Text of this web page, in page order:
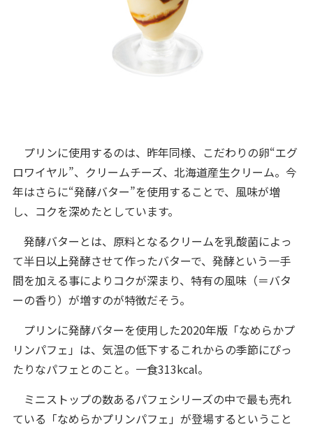
プリンに使用するのは、昨年同様、こだわりの卵“エグ
ロワイヤル”、クリームチーズ、北海道産生クリーム。今
年はさらに“発酵バター”を使用することで、風味が増
し、コクを深めたとしています。
発酵バターとは、原料となるクリームを乳酸菌によっ
て半日以上発酵させて作ったバターで、発酵という一手
間を加える事によりコクが深まり、特有の風味（＝バタ
ーの香り）が増すのが特徴だそう。
プリンに発酵バターを使用した2020年版「なめらかプ
リンパフェ」は、気温の低下するこれからの季節にぴっ
たりなパフェとのこと。一食313kcal。
ミニストップの数あるパフェシリーズの中で最も売れ
ている「なめらかプリンパフェ」が登場するということ